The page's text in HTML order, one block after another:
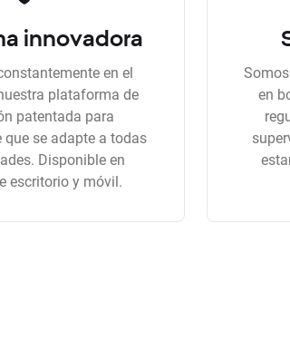
innovadora
en el
plataforma de
patentada para
que se adapte a todas
Disponible en
escritorio y móvil.
en